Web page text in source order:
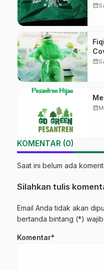
calendar_month
calendar_month
calendar_month
KOMENTAR (0)
Saat ini belum ada
Silahkan tulis
Email Anda tidak akan
bertanda bintang (*)
Komentar*